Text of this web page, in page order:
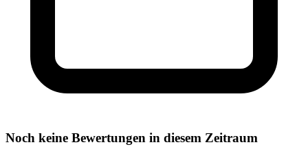
Noch keine Bewertungen in diesem Zeitraum